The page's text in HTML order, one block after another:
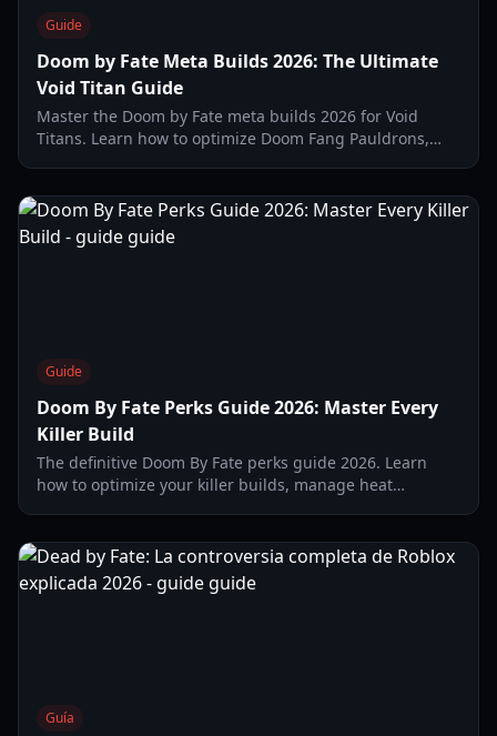
Guide
Doom by Fate Meta Builds 2026: The Ultimate
Void Titan Guide
Master the Doom by Fate meta builds 2026 for Void
Titans. Learn how to optimize Doom Fang Pauldrons,
Guide
Doom By Fate Perks Guide 2026: Master Every
Killer Build
The definitive Doom By Fate perks guide 2026. Learn
how to optimize your killer builds, manage heat
Guía